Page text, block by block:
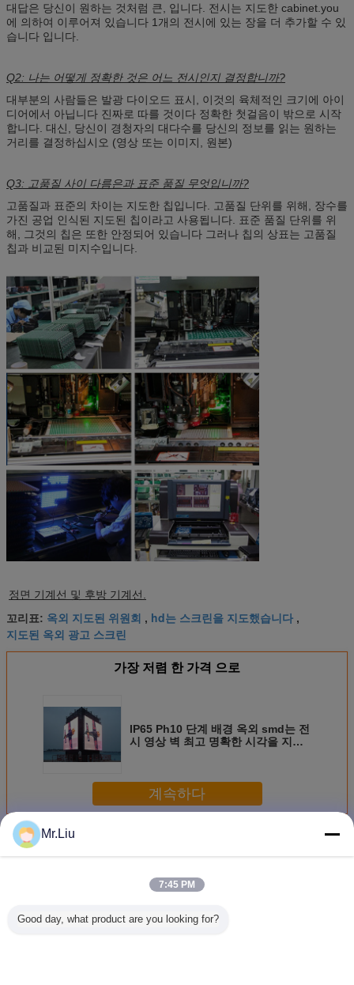
대답은 당신이 원하는 것처럼 큰, 입니다. 전시는 지도한 cabinet.you
에 의하여 이루어져 있습니다 1개의 전시에 있는 장을 더 추가할 수 있
습니다 입니다.
Q2: 나는 어떻게 정확한 것은 어느 전시인지 결정합니까?
대부분의 사람들은 발광 다이오드 표시, 이것의 육체적인 크기에 아이
디어에서 아닙니다 진짜로 따를 것이다 정확한 첫걸음이 밖으로 시작
합니다. 대신, 당신이 경청자의 대다수를 당신의 정보를 읽는 원하는
거리를 결정하십시오 (영상 또는 이미지, 원본)
Q3: 고품질 사이 다름은과 표준 품질 무엇입니까?
고품질과 표준의 차이는 지도한 칩입니다. 고품질 단위를 위해, 장수를
가진 공업 인식된 지도된 칩이라고 사용됩니다. 표준 품질 단위를 위
해, 그것의 칩은 또한 안정되어 있습니다 그러나 칩의 상표는 고품질
칩과 비교된 미지수입니다.
정면 기계선 및 후방 기계선.
꼬리표: 옥외 지도된 위원회 , hd는 스크린을 지도했습니다 ,
지도된 옥외 광고 스크린
가장 저렴 한 가격 으로
IP65 Ph10 단계 배경 옥외 smd는 전
시 영상 벽 최고 명확한 시각을 지도
계속하다
더 많은 것LED 비디오 벽
경조 옥외 지도한
Rgb Smd3535
Mr.Liu
7:45 PM
Good day, what product are you looking for?